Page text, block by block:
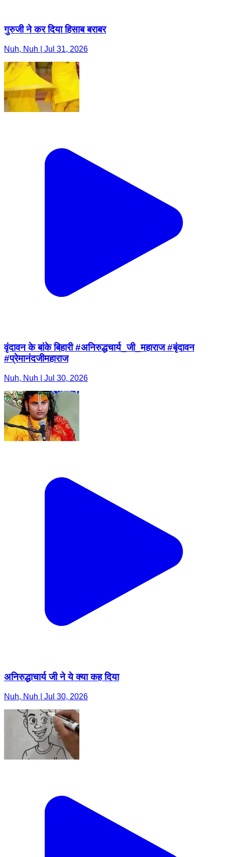
गुरुजी ने कर दिया हिसाब बराबर
Nuh, Nuh | Jul 31, 2026
वृंदावन के बांके बिहारी #अनिरुद्धचार्य_जी_महाराज #बृंदावन
#प्रेमानंदजीमहाराज
Nuh, Nuh | Jul 30, 2026
अनिरुद्धाचार्य जी ने ये क्या कह दिया
Nuh, Nuh | Jul 30, 2026